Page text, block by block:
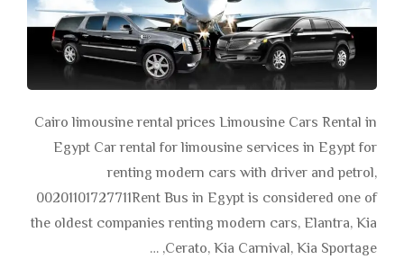
Cairo limousine rental prices Limousine Cars Rental in
Egypt Car rental for limousine services in Egypt for
renting modern cars with driver and petrol,
00201101727711Rent Bus in Egypt is considered one of
the oldest companies renting modern cars, Elantra, Kia
Cerato, Kia Carnival, Kia Sportage, …